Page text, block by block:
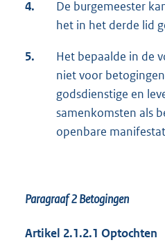
4.
De burgemeester
het in het derde lid
5.
Het bepaalde in de
niet voor
godsdienstige en
samenkomsten als
openbare
Paragraaf 2Betogingen
Artikel 2.1.2.1 Optochten